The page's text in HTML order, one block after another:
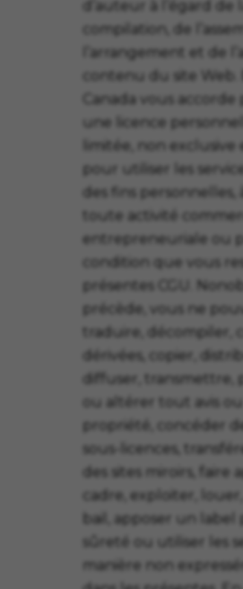
d’auteur à l’égard
compilation, de
l’arrangement et de
contenu du site Web.
Canada vous
une licence
limitée, non
pour utiliser les
des fins personnelles,
toute activité
entrepreneuriale ou
condition que vous
présentes CGU.
précède, vous ne
traduire,
dérivées, copier,
diffuser, transmettre,
ou altérer tout avis
propriété, concéder
sous-licences,
des sites miroirs, faire
cadre, exploiter,
bail, apposer un
sûreté ou utiliser les
manière non